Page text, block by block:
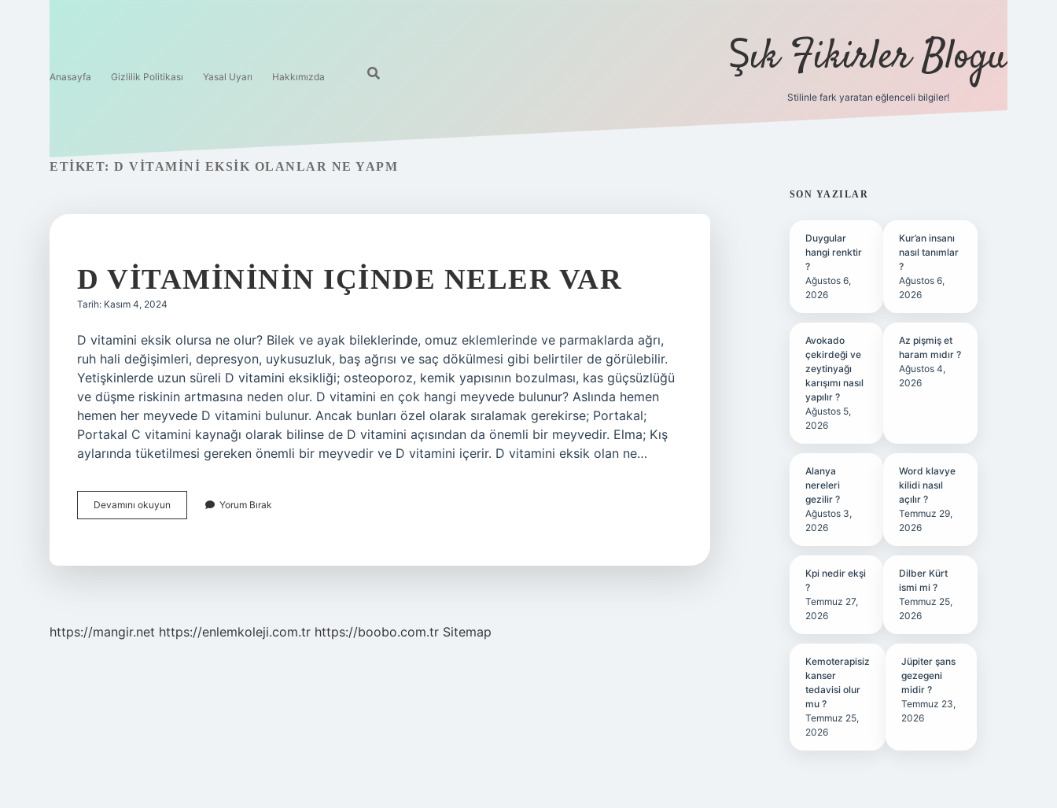
Anasayfa Gizlilik Politikası Yasal Uyarı Hakkımızda Şık Fikirler Blogu
Stilinle fark yaratan eğlenceli bilgiler!
ETIKET: D VITAMINI EKSIK OLANLAR NE YAPM
D VITAMINININ IÇINDE NELER VAR
Tarih: Kasım 4, 2024
D vitamini eksik olursa ne olur? Bilek ve ayak bileklerinde, omuz eklemlerinde ve parmaklarda ağrı,
ruh hali değişimleri, depresyon, uykusuzluk, baş ağrısı ve saç dökülmesi gibi belirtiler de görülebilir.
Yetişkinlerde uzun süreli D vitamini eksikliği; osteoporoz, kemik yapısının bozulması, kas güçsüzlüğü
ve düşme riskinin artmasına neden olur. D vitamini en çok hangi meyvede bulunur? Aslında hemen
hemen her meyvede D vitamini bulunur. Ancak bunları özel olarak sıralamak gerekirse; Portakal;
Portakal C vitamini kaynağı olarak bilinse de D vitamini açısından da önemli bir meyvedir. Elma; Kış
aylarında tüketilmesi gereken önemli bir meyvedir ve D vitamini içerir. D vitamini eksik olan ne…
Devamını okuyun
Vitamininin
Yorum Bırak
https://mangir.net https://enlemkoleji.com.tr https://boobo.com.tr Sitemap
SIDEBAR
SON YAZILAR
Duygular
hangi renktir
?
Ağustos 6,
2026
Kur’an insanı
nasıl tanımlar
?
Ağustos 6,
2026
Avokado
çekirdeği ve
zeytinyağı
karışımı nasıl
yapılır ?
Ağustos 5,
2026
Az pişmiş et
haram mıdır ?
Ağustos 4,
2026
Alanya
nereleri
gezilir ?
Ağustos 3,
2026
Word klavye
kilidi nasıl
açılır ?
Temmuz 29,
2026
Kpi nedir ekşi
?
Temmuz 27,
2026
Dilber Kürt
ismi mi ?
Temmuz 25,
2026
Kemoterapisiz
kanser
tedavisi olur
mu ?
Temmuz 25,
2026
Jüpiter şans
gezegeni
midir ?
Temmuz 23,
2026